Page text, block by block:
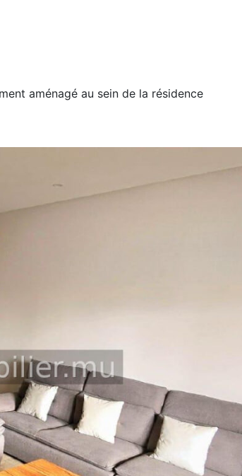
aménagé au sein de la résidence